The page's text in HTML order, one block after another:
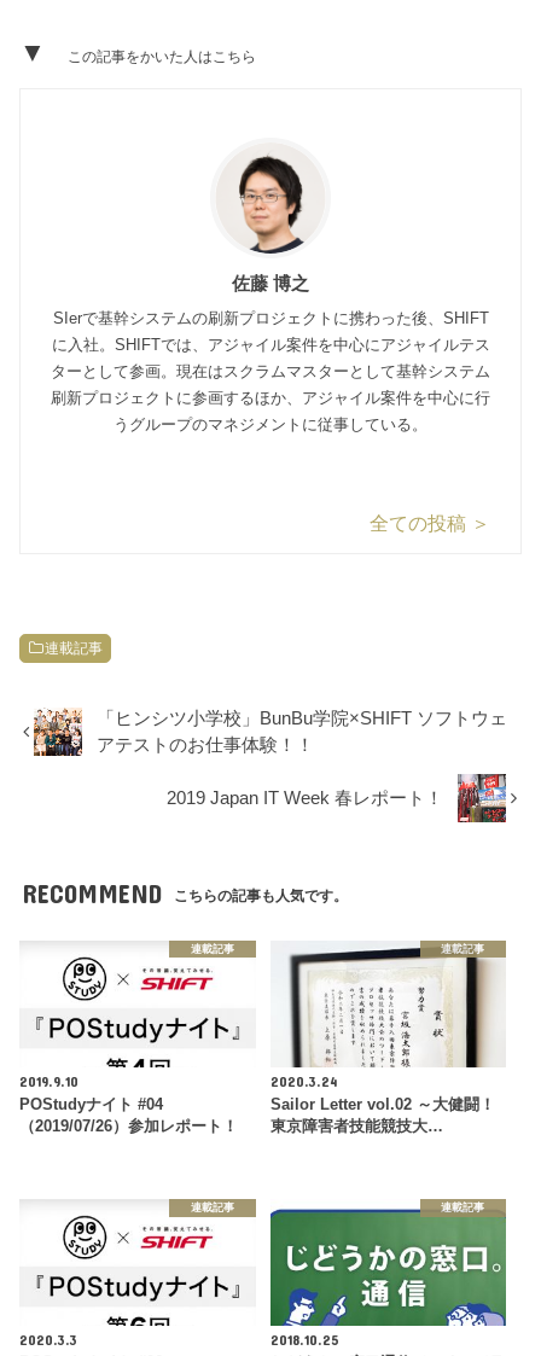
▼ この記事をかいた人はこちら
佐藤 博之
SIerで基幹システムの刷新プロジェクトに携わった後、SHIFT
に入社。SHIFTでは、アジャイル案件を中心にアジャイルテス
ターとして参画。現在はスクラムマスターとして基幹システム
刷新プロジェクトに参画するほか、アジャイル案件を中心に行
うグループのマネジメントに従事している。
全ての投稿 ＞
連載記事
「ヒンシツ小学校」BunBu学院×SHIFT ソフトウェ
アテストのお仕事体験！！
2019 Japan IT Week 春レポート！
RECOMMEND こちらの記事も人気です。
連載記事
2019.9.10
POStudyナイト #04
（2019/07/26）参加レポート！
連載記事
2020.3.24
Sailor Letter vol.02 ～大健闘！
東京障害者技能競技大…
連載記事
2020.3.3
連載記事
2018.10.25